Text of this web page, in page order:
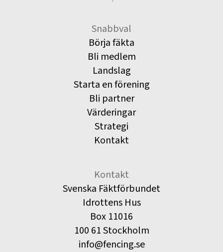
Snabbval
Börja fäkta
Bli medlem
Landslag
Starta en förening
Bli partner
Värderingar
Strategi
Kontakt
Kontakt
Svenska Fäktförbundet
Idrottens Hus
Box 11016
100 61 Stockholm
info@fencing.se